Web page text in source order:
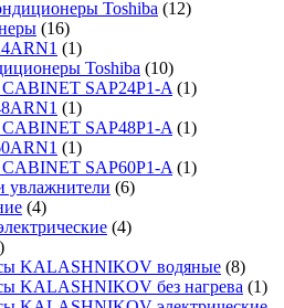
Toshiba (12)
(16)
(1)
Toshiba (10)
SAP24P1-A (1)
(1)
SAP48P1-A (1)
(1)
SAP60P1-A (1)
увлажнители (6)
(4)
(4)
KALASHNIKOV водяные (8)
KALASHNIKOV без нагрева (1)